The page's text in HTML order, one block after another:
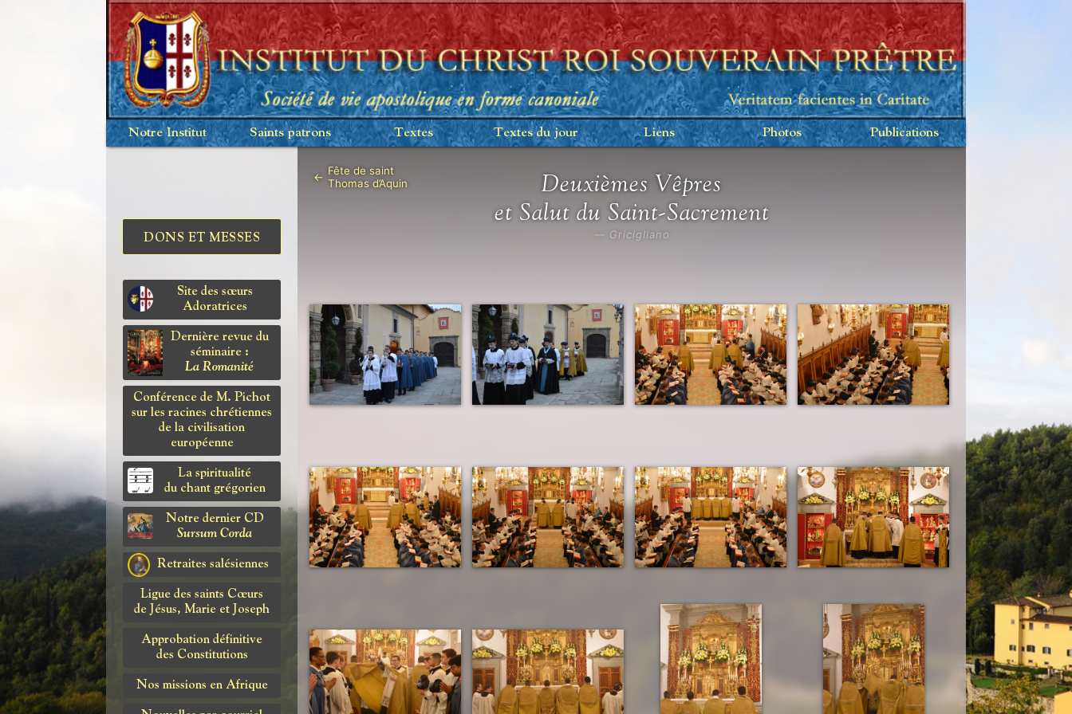
Notre Institut Saints patrons Textes Textes du jour Liens Photos Publications
DONS ET MESSES
Site des sœurs
Adoratrices
Dernière revue du
séminaire :
La Romanité
Conférence de M. Pichot
sur les racines chrétiennes
de la civilisation
européenne
La spiritualité
du chant grégorien
Notre dernier CD
Sursum Corda
Retraites salésiennes
Ligue des saints Cœurs
de Jésus, Marie et Joseph
Approbation définitive
des Constitutions
Nos missions en Afrique
← Fête de saint
Thomas d’Aquin
Deuxièmes Vêpres
et Salut du Saint-Sacrement
— Gricigliano